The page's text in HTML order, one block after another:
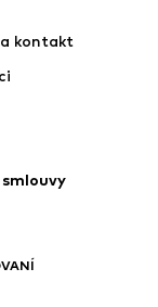
kontakt